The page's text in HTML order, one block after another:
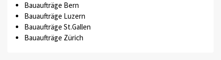
Bauaufträge Bern
Bauaufträge Luzern
Bauaufträge St.Gallen
Bauaufträge Zürich